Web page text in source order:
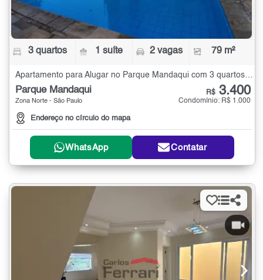
3 quartos 1 suíte 2 vagas 79 m²
Apartamento para Alugar no Parque Mandaqui com 3 quartos - 79 m²
Parque Mandaqui
Zona Norte - São Paulo
Endereço no círculo do mapa
R$ 3.400
Condomínio: R$ 1.000
WhatsApp Contatar